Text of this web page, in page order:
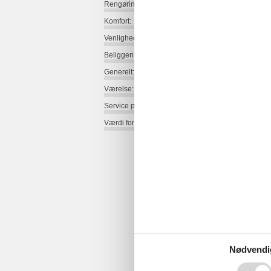
Rengøring:
Komfort:
Venlighed:
Beliggenhed:
Generelt:
Værelse:
Service på stedet:
Værdi for pengene: